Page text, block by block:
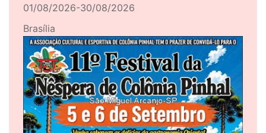
01/08/2026-30/08/2026
Brasília